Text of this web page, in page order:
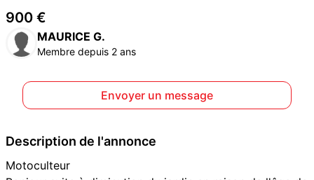
900 €
MAURICE G.
Membre depuis 2 ans
Envoyer un message
Description de l'annonce
Motoculteur